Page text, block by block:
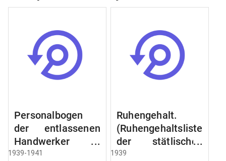
Personalbogen
der entlassenen
Handwerker u.
Arbeiter des
1939-1941
Ruhengehalt.
(Ruhengehaltsliste
der stätlischen
Beamten u.
1939